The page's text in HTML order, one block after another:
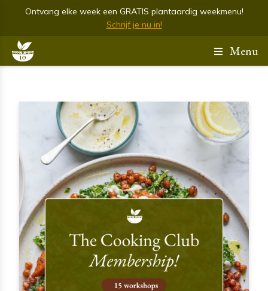
Ontvang elke week een GRATIS plantaardig weekmenu!
Schrijf je nu in!
Menu